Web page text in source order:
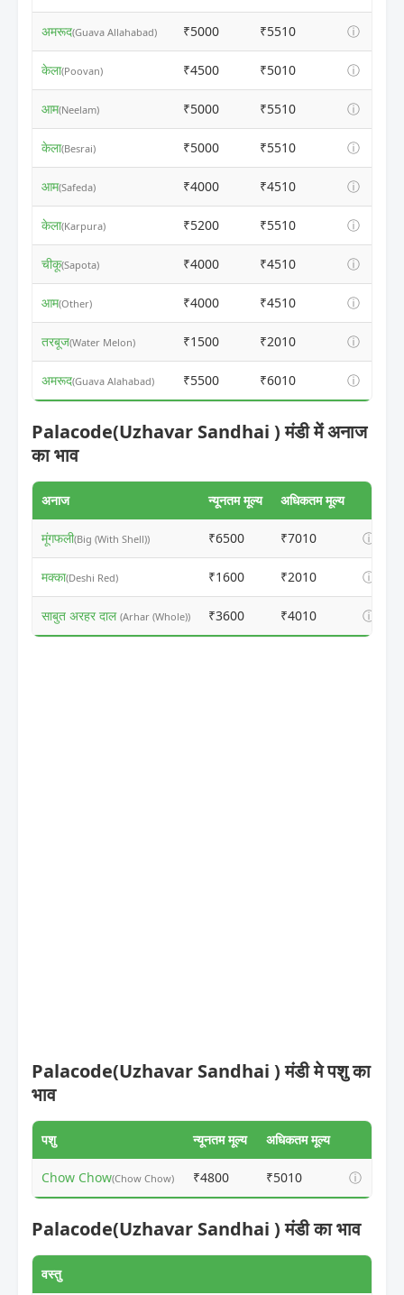
अमरूद(Guava Allahabad) ₹5000 ₹5510 ⓘ
केला(Poovan) ₹4500 ₹5010 ⓘ
आम(Neelam) ₹5000 ₹5510 ⓘ
केला(Besrai) ₹5000 ₹5510 ⓘ
आम(Safeda) ₹4000 ₹4510 ⓘ
केला(Karpura) ₹5200 ₹5510 ⓘ
चीकू(Sapota) ₹4000 ₹4510 ⓘ
आम(Other) ₹4000 ₹4510 ⓘ
तरबूज(Water Melon) ₹1500 ₹2010 ⓘ
अमरूद(Guava Alahabad) ₹5500 ₹6010 ⓘ
Palacode(Uzhavar Sandhai ) मंडी में अनाज
का भाव
अनाज न्यूनतम मूल्य अधिकतम मूल्य
मूंगफली(Big (With Shell)) ₹6500 ₹7010 ⓘ
मक्का(Deshi Red) ₹1600 ₹2010 ⓘ
साबुत अरहर दाल (Arhar (Whole)) ₹3600 ₹4010 ⓘ
Palacode(Uzhavar Sandhai ) मंडी मे पशु का
भाव
पशु न्यूनतम मूल्य अधिकतम मूल्य
Chow Chow(Chow Chow) ₹4800 ₹5010 ⓘ
Palacode(Uzhavar Sandhai ) मंडी का भाव
वस्तु